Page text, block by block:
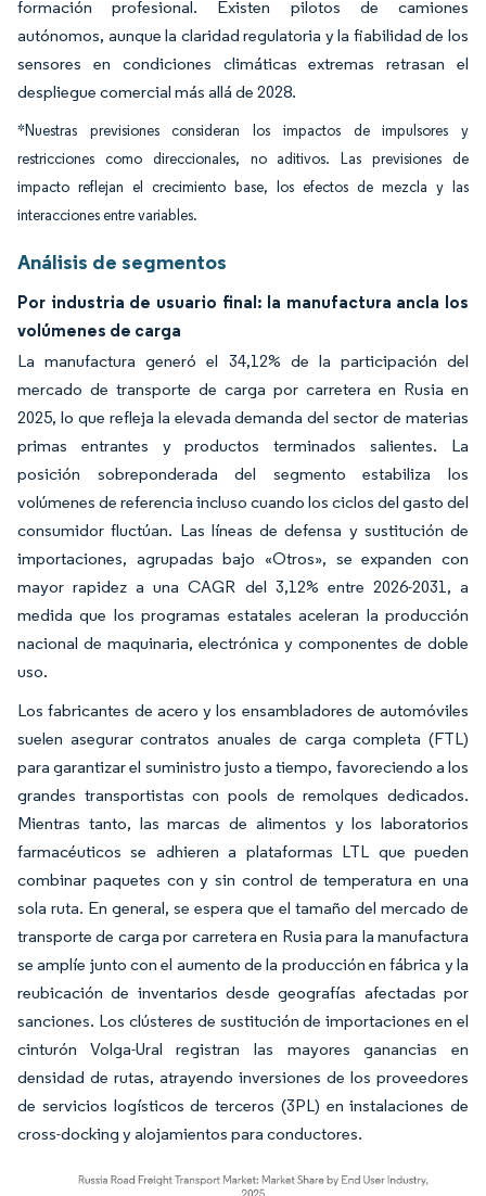
formación profesional. Existen pilotos de camiones
autónomos, aunque la claridad regulatoria y la fiabilidad de los
sensores en condiciones climáticas extremas retrasan el
despliegue comercial más allá de 2028.
*Nuestras previsiones consideran los impactos de impulsores y
restricciones como direccionales, no aditivos. Las previsiones de
impacto reflejan el crecimiento base, los efectos de mezcla y las
interacciones entre variables.
Análisis de segmentos
Por industria de usuario final: la manufactura ancla los
volúmenes de carga
La manufactura generó el 34,12% de la participación del
mercado de transporte de carga por carretera en Rusia en
2025, lo que refleja la elevada demanda del sector de materias
primas entrantes y productos terminados salientes. La
posición sobreponderada del segmento estabiliza los
volúmenes de referencia incluso cuando los ciclos del gasto del
consumidor fluctúan. Las líneas de defensa y sustitución de
importaciones, agrupadas bajo «Otros», se expanden con
mayor rapidez a una CAGR del 3,12% entre 2026-2031, a
medida que los programas estatales aceleran la producción
nacional de maquinaria, electrónica y componentes de doble
uso.
Los fabricantes de acero y los ensambladores de automóviles
suelen asegurar contratos anuales de carga completa (FTL)
para garantizar el suministro justo a tiempo, favoreciendo a los
grandes transportistas con pools de remolques dedicados.
Mientras tanto, las marcas de alimentos y los laboratorios
farmacéuticos se adhieren a plataformas LTL que pueden
combinar paquetes con y sin control de temperatura en una
sola ruta. En general, se espera que el tamaño del mercado de
transporte de carga por carretera en Rusia para la manufactura
se amplíe junto con el aumento de la producción en fábrica y la
reubicación de inventarios desde geografías afectadas por
sanciones. Los clústeres de sustitución de importaciones en el
cinturón Volga-Ural registran las mayores ganancias en
densidad de rutas, atrayendo inversiones de los proveedores
de servicios logísticos de terceros (3PL) en instalaciones de
cross-docking y alojamientos para conductores.